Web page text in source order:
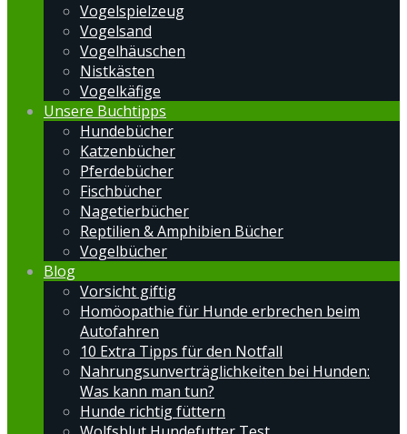
Vogelspielzeug
Vogelsand
Vogelhäuschen
Nistkästen
Vogelkäfige
Unsere Buchtipps
Hundebücher
Katzenbücher
Pferdebücher
Fischbücher
Nagetierbücher
Reptilien & Amphibien Bücher
Vogelbücher
Blog
Vorsicht giftig
Homöopathie für Hunde erbrechen beim
Autofahren
10 Extra Tipps für den Notfall
Nahrungsunverträglichkeiten bei Hunden:
Was kann man tun?
Hunde richtig füttern